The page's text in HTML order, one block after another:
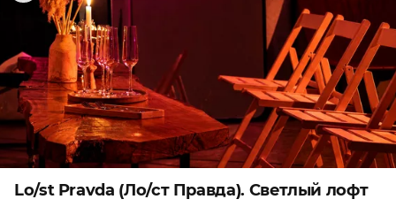
Lo/st Pravda (Ло/ст Правда). Светлый лофт